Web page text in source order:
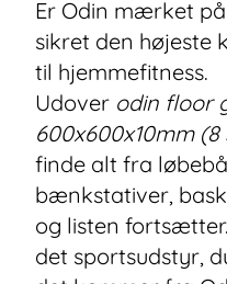
Er Odin mærket
sikret den højeste
til hjemmefitness.
Udover odin floor
600x600x10mm
finde alt fra
bænkstativer,
og listen
det sportsudstyr,